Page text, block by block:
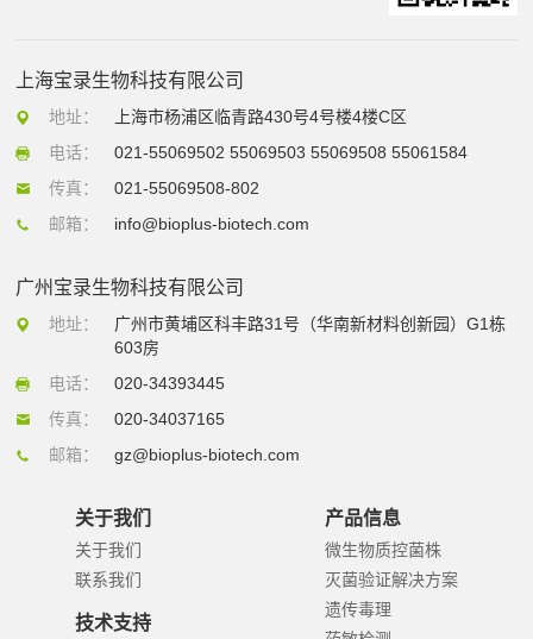
上海宝录生物科技有限公司
地址：
上海市杨浦区临青路430号4号楼4楼C区
电话：
021-55069502 55069503 55069508 55061584
传真：
021-55069508-802
邮箱：
info@bioplus-biotech.com
广州宝录生物科技有限公司
地址：
广州市黄埔区科丰路31号（华南新材料创新园）G1栋
603房
电话：
020-34393445
传真：
020-34037165
邮箱：
gz@bioplus-biotech.com
关于我们
关于我们
联系我们
技术支持
产品信息
微生物质控菌株
灭菌验证解决方案
遗传毒理